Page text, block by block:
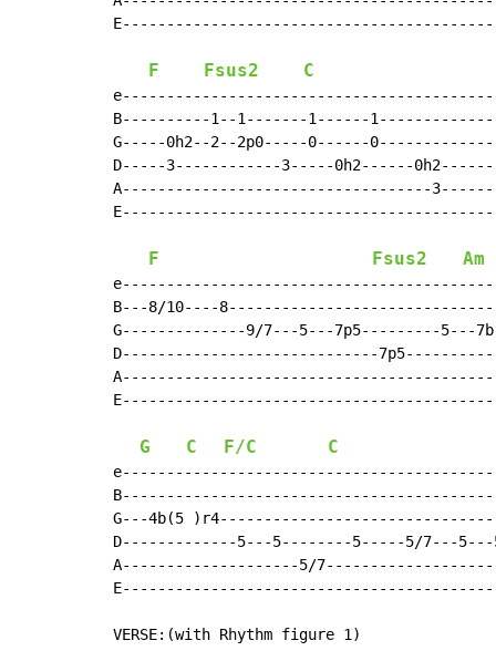
F Fsus2 C
B----------1--1-------1------
G-----0h2--2--2p0-----0------
D-----3------------3-----0h2------
A-----------------------------------
F Fsus2 Am
B---8/10----
G--------------9/7---5---7p5---------5---
D-----------------------------
G C F/C C
G---4b(5
D-------------5---5--------5-----5/7---
A--------------------5/
VERSE:(with Rhythm figure 1)